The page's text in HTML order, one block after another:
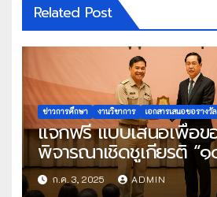
Related Post
ข่าวการศึกษา งานวิชาการ เอกสารเสนอขอรางวัล
แจกฟรี แบบเสนอเพื่อข
พิจารณาเชิดชูเกียรติ “
คนคุณธรรม” ของผู้บริห
ก.ค. 3, 2025 ADMIN